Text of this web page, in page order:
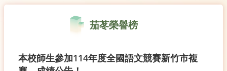
茄苳榮譽榜
本校師生參加114年度全國語文競賽新竹市複